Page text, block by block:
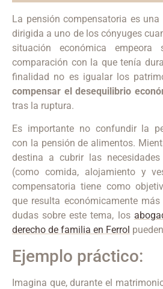
La pensión compensatoria es
dirigida a uno de los cónyuges
situación económica empeora
comparación con la que tenía
finalidad no es igualar los
compensar el desequilibrio
tras la ruptura.
Es importante no confundir la
con la pensión de alimentos.
destina a cubrir las
(como comida, alojamiento y
compensatoria tiene como
que resulta económicamente
dudas sobre este tema, los
derecho de familia en Ferrol
Ejemplo práctico:
Imagina que, durante el